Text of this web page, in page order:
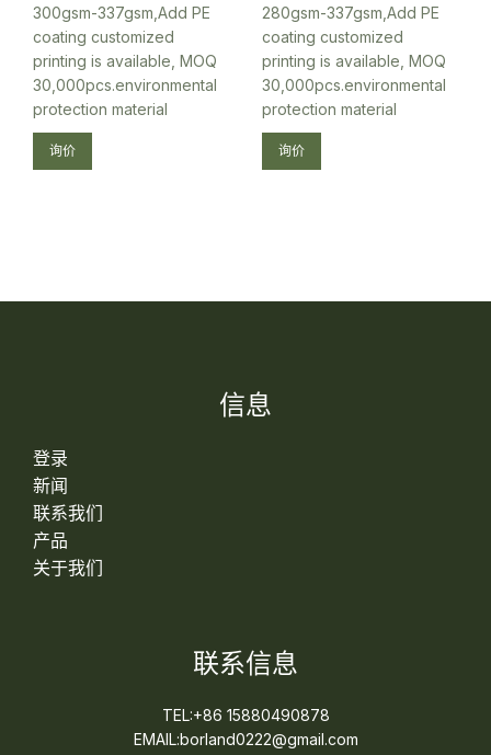
300gsm-337gsm,Add PE
coating customized
printing is available, MOQ
30,000pcs.environmental
protection material
询价
280gsm-337gsm,Add PE
coating customized
printing is available, MOQ
30,000pcs.environmental
protection material
询价
信息
登录
新闻
联系我们
产品
关于我们
联系信息
TEL:+86 15880490878
EMAIL:borland0222@gmail.com